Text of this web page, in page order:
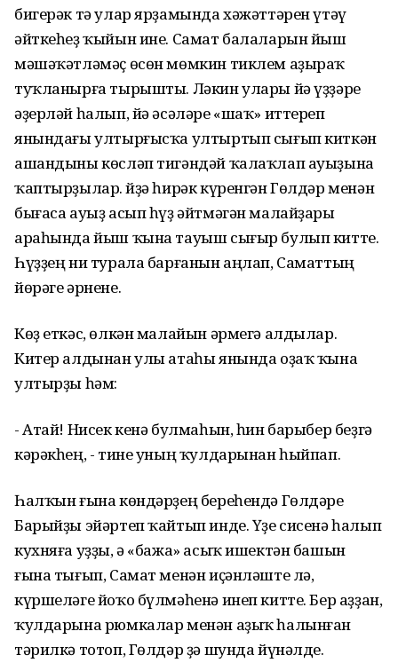
бигерәк тә улар ярҙамында хәжәттәрен үтәү
әйткеһеҙ ҡыйын ине. Самат балаларын йыш
мәшәҡәтләмәҫ өсөн мөмкин тиклем аҙыраҡ
туҡланырға тырышты. Ләкин улары йә үҙҙәре
әҙерләй һалып, йә әсәләре «шаҡ» иттереп
янындағы ултырғысҡа ултыртып сығып киткән
ашандыны көсләп тигәндәй ҡалаҡлап ауыҙына
ҡаптырҙылар. Өйҙә һирәк күренгән Гөлдәр менән
бығаса ауыҙ асып һүҙ әйтмәгән малайҙары
араһында йыш ҡына тауыш сығыр булып китте.
Һүҙҙең ни турала барғанын аңлап, Саматтың
йөрәге әрнене.
Көҙ еткәс, өлкән малайын әрмегә алдылар.
Китер алдынан улы атаһы янында оҙаҡ ҡына
ултырҙы һәм:
- Атай! Нисек кенә булмаһын, һин барыбер беҙгә
кәрәкһең, - тине уның ҡулдарынан һыйпап.
Һалҡын ғына көндәрҙең береһендә Гөлдәре
Барыйҙы эйәртеп ҡайтып инде. Үҙе сисенә һалып
кухняға уҙҙы, ә «бажа» асыҡ ишектән башын
ғына тығып, Самат менән иҫәнләште лә,
күршеләге йоҡо бүлмәһенә инеп китте. Бер аҙҙан,
ҡулдарына рюмкалар менән аҙыҡ һалынған
тәрилкә тотоп, Гөлдәр ҙә шунда йүнәлде.